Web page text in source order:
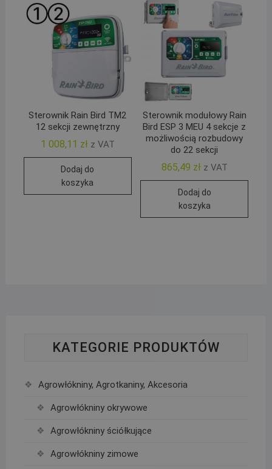
Sterownik Rain Bird TM2
12 sekcji zewnętrzny
1 008,11 zł z VAT
Dodaj do
koszyka
Sterownik modułowy Rain
Bird ESP 3 MEU 4 sekcje z
możliwością rozbudowy
do 22 sekcji
865,49 zł z VAT
Dodaj do
koszyka
KATEGORIE PRODUKTÓW
Agrowłókniny, Agrotkaniny, Akcesoria
Agrowłókniny okrywowe
Agrowłókniny ściółkujące
Agrowłókniny zimowe